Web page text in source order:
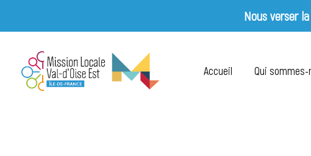
Nous verser
content
Accueil Qui sommes-